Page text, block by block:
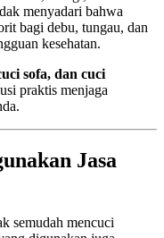
menyadari bahwa
bagi debu, tungau, dan
kesehatan.
sofa, dan cuci
praktis menjaga
Jasa
semudah mencuci